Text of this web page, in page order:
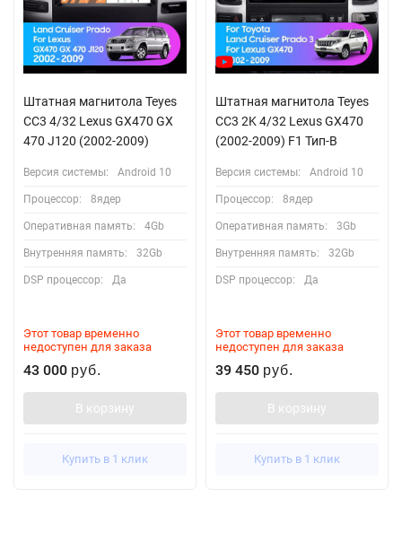
Штатная магнитола Teyes
CC3 4/32 Lexus GX470 GX
470 J120 (2002-2009)
Версия системы: Android 10
Процессор: 8ядер
Оперативная память: 4Gb
Внутренняя память: 32Gb
DSP процессор: Да
Этот товар временно
недоступен для заказа
43 000 руб.
В корзину
Купить в 1 клик
Штатная магнитола Teyes
CC3 2K 4/32 Lexus GX470
(2002-2009) F1 Тип-B
Версия системы: Android 10
Процессор: 8ядер
Оперативная память: 3Gb
Внутренняя память: 32Gb
DSP процессор: Да
Этот товар временно
недоступен для заказа
39 450 руб.
В корзину
Купить в 1 клик